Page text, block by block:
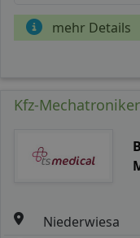
mehr Details
Kfz-
Niederwiesa